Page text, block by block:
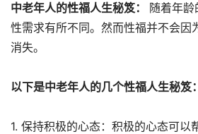
中老年人的性福人生秘笈：
随着年
性需求有所不同。然而性福并不会因
消失。
以下是中老年人的几个性福人生秘笈：
1. 保持积极的心态：积极的心态可以